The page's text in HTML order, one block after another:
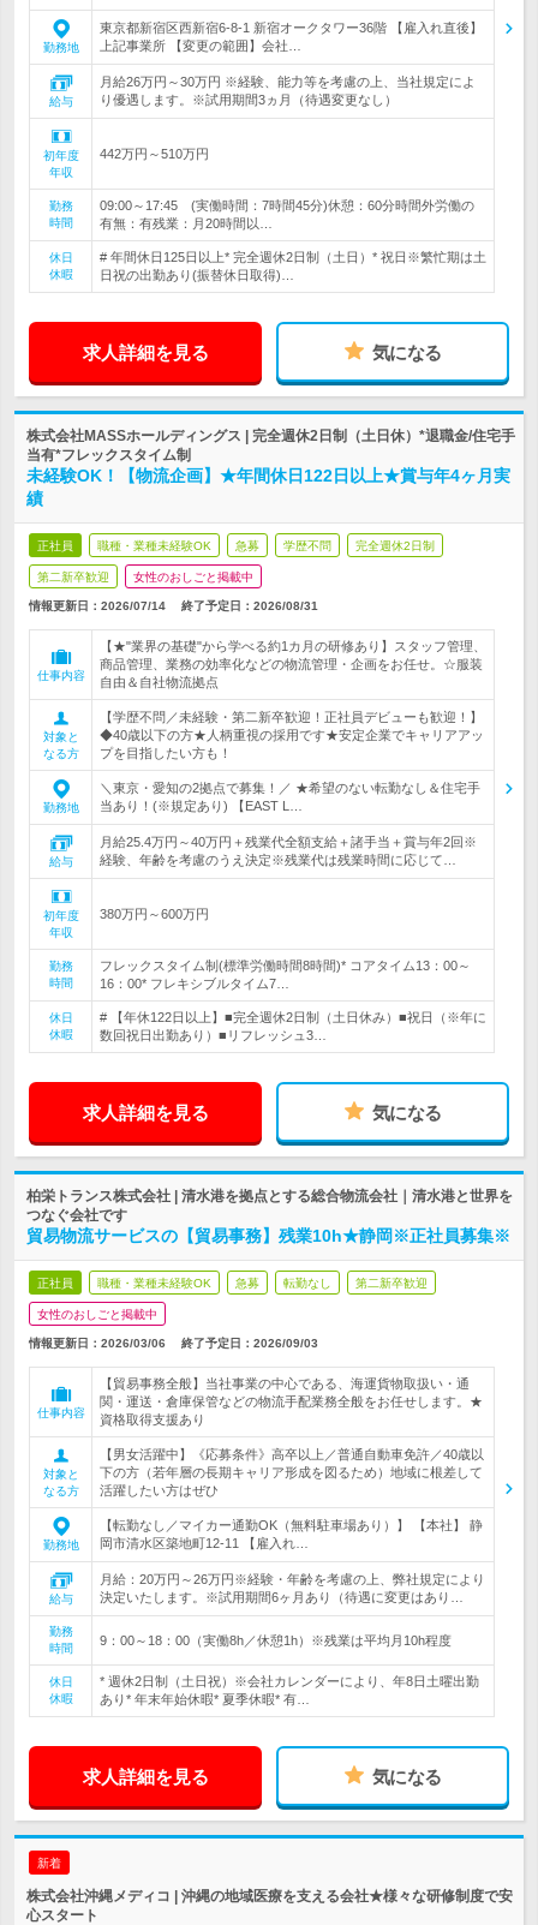
勤務地
東京都新宿区西新宿6-8-1 新宿オークタワー36階 【雇入れ直後】
上記事業所 【変更の範囲】会社…
給与
月給26万円～30万円 ※経験、能力等を考慮の上、当社規定によ
り優遇します。※試用期間3ヵ月（待遇変更なし）
初年度
年収
442万円～510万円
勤務
時間
09:00～17:45 (実働時間：7時間45分)休憩：60分時間外労働の
有無：有残業：月20時間以…
休日
休暇
# 年間休日125日以上* 完全週休2日制（土日）* 祝日※繁忙期は土
日祝の出勤あり(振替休日取得)…
求人詳細を見る 気になる
株式会社MASSホールディングス | 完全週休2日制（土日休）*退職金/住宅手
当有*フレックスタイム制
未経験OK！【物流企画】★年間休日122日以上★賞与年4ヶ月実
績
正社員 職種・業種未経験OK 急募 学歴不問 完全週休2日制
第二新卒歓迎 女性のおしごと掲載中
情報更新日：2026/07/14 終了予定日： 2026/08/31
仕事内容
【★"業界の基礎"から学べる約1カ月の研修あり】スタッフ管理、
商品管理、業務の効率化などの物流管理・企画をお任せ。☆服装
自由＆自社物流拠点
対象と
なる方
【学歴不問／未経験・第二新卒歓迎！正社員デビューも歓迎！】
◆40歳以下の方★人柄重視の採用です★安定企業でキャリアアッ
プを目指したい方も！
勤務地
＼東京・愛知の2拠点で募集！／ ★希望のない転勤なし＆住宅手
当あり！(※規定あり) 【EAST L…
給与
月給25.4万円～40万円＋残業代全額支給＋諸手当＋賞与年2回※
経験、年齢を考慮のうえ決定※残業代は残業時間に応じて…
初年度
年収
380万円～600万円
勤務
時間
フレックスタイム制(標準労働時間8時間)* コアタイム13：00～
16：00* フレキシブルタイム7…
休日
休暇
# 【年休122日以上】■完全週休2日制（土日休み）■祝日（※年に
数回祝日出勤あり）■リフレッシュ3…
求人詳細を見る 気になる
柏栄トランス株式会社 | 清水港を拠点とする総合物流会社｜清水港と世界を
つなぐ会社です
貿易物流サービスの【貿易事務】残業10h★静岡※正社員募集※
正社員 職種・業種未経験OK 急募 転勤なし 第二新卒歓迎
女性のおしごと掲載中
情報更新日：2026/03/06 終了予定日： 2026/09/03
仕事内容
【貿易事務全般】当社事業の中心である、海運貨物取扱い・通
関・運送・倉庫保管などの物流手配業務全般をお任せします。★
資格取得支援あり
対象と
なる方
【男女活躍中】《応募条件》高卒以上／普通自動車免許／40歳以
下の方（若年層の長期キャリア形成を図るため）地域に根差して
活躍したい方はぜひ
勤務地
【転勤なし／マイカー通勤OK（無料駐車場あり）】 【本社】 静
岡市清水区築地町12-11 【雇入れ…
給与
月給：20万円～26万円※経験・年齢を考慮の上、弊社規定により
決定いたします。※試用期間6ヶ月あり（待遇に変更はあり…
勤務
時間
9：00～18：00（実働8h／休憩1h）※残業は平均月10h程度
休日
休暇
* 週休2日制（土日祝）※会社カレンダーにより、年8日土曜出勤
あり* 年末年始休暇* 夏季休暇* 有…
求人詳細を見る 気になる
新着
株式会社沖縄メディコ | 沖縄の地域医療を支える会社★様々な研修制度で安
心スタート